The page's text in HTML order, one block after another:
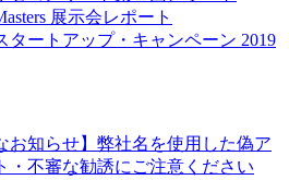
展示会レポート
タートアップ・キャンペーン 2019
お知らせ】弊社名を使用した偽ア
・不審な勧誘にご注意ください